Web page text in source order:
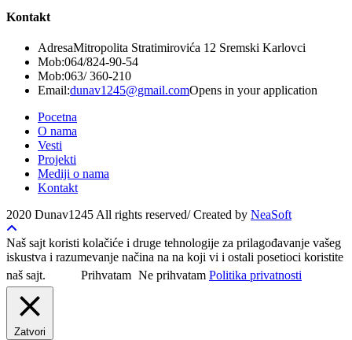
Kontakt
AdresaMitropolita Stratimirovića 12 Sremski Karlovci
Mob:064/824-90-54
Mob:063/ 360-210
Email:dunav1245@gmail.comOpens in your application
Pocetna
O nama
Vesti
Projekti
Mediji o nama
Kontakt
2020 Dunav1245 All rights reserved/ Created by NeaSoft
Naš sajt koristi kolačiće i druge tehnologije za prilagođavanje vašeg
iskustva i razumevanje načina na na koji vi i ostali posetioci koristite
naš sajt.
Prihvatam Ne prihvatam Politika privatnosti
Zatvori